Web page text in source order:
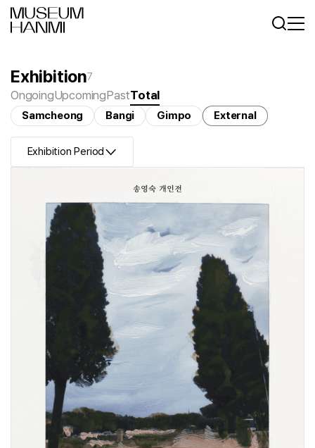
Exhibition7
OngoingUpcomingPastTotal
Samcheong Bangi Gimpo External
Exhibition Period